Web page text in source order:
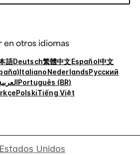
en otros idiomas
語Deutsch繁體中文Español 中文
Italiano NederlandsРусский
Português (BR)
PolskiTiếng Việt
Estados Unidos